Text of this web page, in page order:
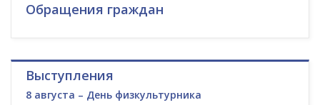
Обращения граждан
Выступления
8 августа – День физкультурника